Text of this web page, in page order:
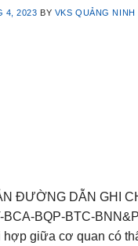
4, 2023 BY VKS QUẢNG NINH
ĐƯỜNG DẪN GHI
BCA-BQP-BTC-
giữa cơ quan có